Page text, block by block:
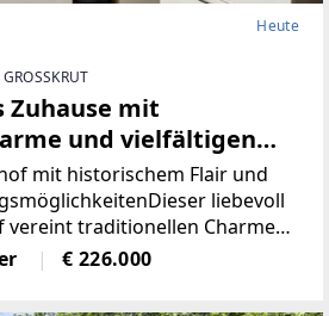
Heute
Zuhause mit
und vielfältigen
mit historischem Flair und
liebevoll
vereint traditionellen Charme
und bietet viel Raum
und Nutzungsideen.Auf
€ 226.000